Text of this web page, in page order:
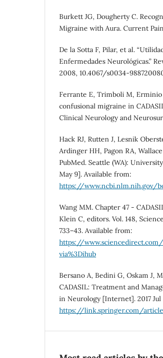
Burkett JG, Dougherty C.
Migraine with Aura. Current
De la Sotta F, Pilar, et al.
Enfermedades Neurológicas.”
2008, 10.4067/s0034-
Ferrante E, Trimboli M, Erminio
confusional migraine in
Clinical Neurology and
Hack RJ, Rutten J, Lesnik
Ardinger HH, Pagon RA,
PubMed. Seattle (WA):
May 9]. Available from:
https://www.ncbi.nlm.nih.gov/
Wang MM. Chapter 47 -
Klein C, editors. Vol. 148,
733–43. Available from:
https://
via%3Dihub
Bersano A, Bedini G, Oskam J,
CADASIL: Treatment and
in Neurology [Internet]. 2017 Jul
https://link.springer.com/article/